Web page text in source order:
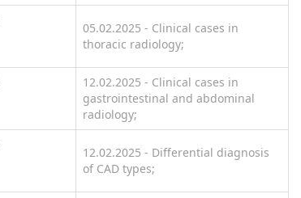
05.02.2025 - Clinical cases in
thoracic radiology;
12.02.2025 - Clinical cases in
gastrointestinal and abdominal
radiology;
12.02.2025 - Differential diagnosis
of CAD types;